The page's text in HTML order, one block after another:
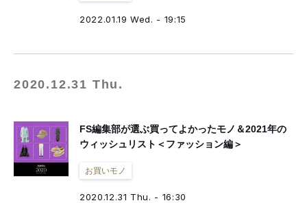
2022.01.19 Wed. - 19:15
2020.12.31 Thu.
FS編集部が選ぶ買ってよかったモノ＆2021年の
ウィッシュリスト＜ファッション編＞
お買いモノ
2020.12.31 Thu. - 16:30